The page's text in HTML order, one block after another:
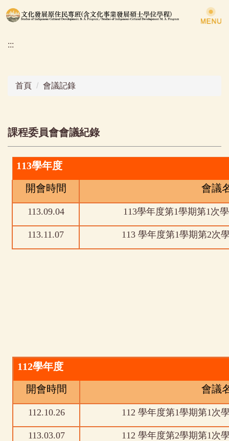
跳
到
要
:::
首頁 會議記錄
課程委員會會議紀錄
113學年度
開會時間
會議
113.09.04 113學年度第1學期第1次
113.11.07 113 學年度第1學期第2次
112學年度
開會時間
會議
112.10.26 112 學年度第1學期第1次
113.03.07 112 學年度第2學期第1次